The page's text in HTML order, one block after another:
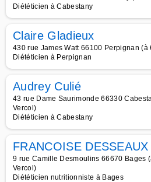
Diététicien à Cabestany
Claire Gladieux
430 rue James Watt 66100 Perpignan
Diététicien à Perpignan
Audrey Culié
43 rue Dame Saurimonde 66330
Vercol)
Diététicien à Cabestany
FRANCOISE DESSEAUX
9 rue Camille Desmoulins 66670 Bages
Vercol)
Diététicien nutritionniste à Bages